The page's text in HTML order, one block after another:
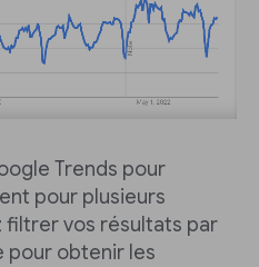
Trends pour
pour plusieurs
filtrer vos résultats par
pour obtenir les